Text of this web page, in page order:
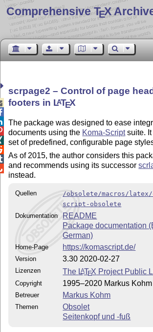
Comprehensive TEX
scrpage2 – Control of page
footers in LATEX
The package was designed to ease
documents using the Koma-Scriptsuite. It
set of predefined, configurable page
As of 2015, the author considers this
and recommends using its successor
instead.
Quellen
/obsolete/macros/latex/
script-obsolete
Dokumentation
README
Package documentation
German)
Home-Page https://komascript.de/
Version 3.30 2020-02-27
Lizenzen The LATEX Project Public
Copyright 1995–2020 Markus Kohm
Betreuer Markus Kohm
Themen
Obsolet
Seitenkopf und -fuß